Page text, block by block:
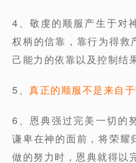
4、敬虔的顺服产生于对
权柄的信靠，靠行为得救
己能力的依靠以及控制结
5、 真正的顺服不是来自于
6、恩典强过完美一切的
谦卑在神的面前，将荣耀
做的努力时，恩典就得以